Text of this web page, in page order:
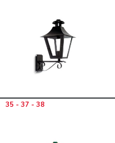
35 - 37 - 38